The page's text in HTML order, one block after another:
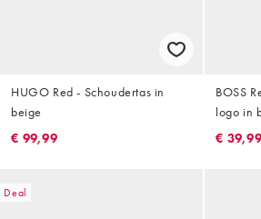
HUGO Red - Schoudertas in
beige
€ 99,99
BOSS
logo in
€ 39,99
Deal